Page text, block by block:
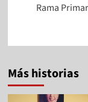
Rama
Más historias